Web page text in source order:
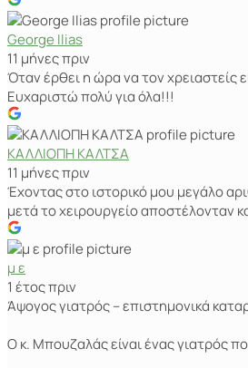
George Ilias
11 μήνες πριν
Όταν έρθει η ώρα να τον χρειαστείς
Ευχαριστώ πολύ για όλα!!!
ΚΑΛΛΙΟΠΗ ΚΑΛΤΣΑ
11 μήνες πριν
Έχοντας στο ιστορικό μου μεγάλο
μετά το χειρουργείο αποστέλονταν
μ ε
1 έτος πριν
Άψογος γιατρός – επιστημονικά
Ο κ. Μπουζαλάς είναι ένας γιατρός